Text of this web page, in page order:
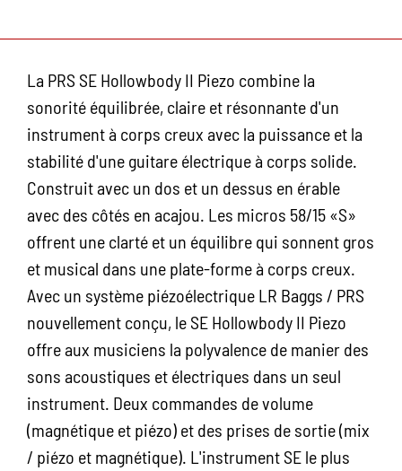
La PRS SE Hollowbody II Piezo combine la
sonorité équilibrée, claire et résonnante d'un
instrument à corps creux avec la puissance et la
stabilité d'une guitare électrique à corps solide.
Construit avec un dos et un dessus en érable
avec des côtés en acajou. Les micros 58/15 «S»
offrent une clarté et un équilibre qui sonnent gros
et musical dans une plate-forme à corps creux.
Avec un système piézoélectrique LR Baggs / PRS
nouvellement conçu, le SE Hollowbody II Piezo
offre aux musiciens la polyvalence de manier des
sons acoustiques et électriques dans un seul
instrument. Deux commandes de volume
(magnétique et piézo) et des prises de sortie (mix
/ piézo et magnétique). L'instrument SE le plus